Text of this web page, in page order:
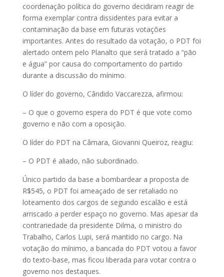
coordenação política do governo decidiram reagir de
forma exemplar contra dissidentes para evitar a
contaminação da base em futuras votações
importantes. Antes do resultado da votação, o PDT foi
alertado ontem pelo Planalto que será tratado a “pão
e água” por causa do comportamento do partido
durante a discussão do mínimo.
O líder do governo, Cândido Vaccarezza, afirmou:
– O que o governo espera do PDT é que vote como
governo e não com a oposição.
O líder do PDT na Câmara, Giovanni Queiroz, reagiu:
– O PDT é aliado, não subordinado.
Único partido da base a bombardear a proposta de
R$545, o PDT foi ameaçado de ser retaliado no
loteamento dos cargos de segundo escalão e está
arriscado a perder espaço no governo. Mas apesar da
contrariedade da presidente Dilma, o ministro do
Trabalho, Carlos Lupi, será mantido no cargo. Na
votação do mínimo, a bancada do PDT votou a favor
do texto-base, mas ficou liberada para votar contra o
governo nos destaques.